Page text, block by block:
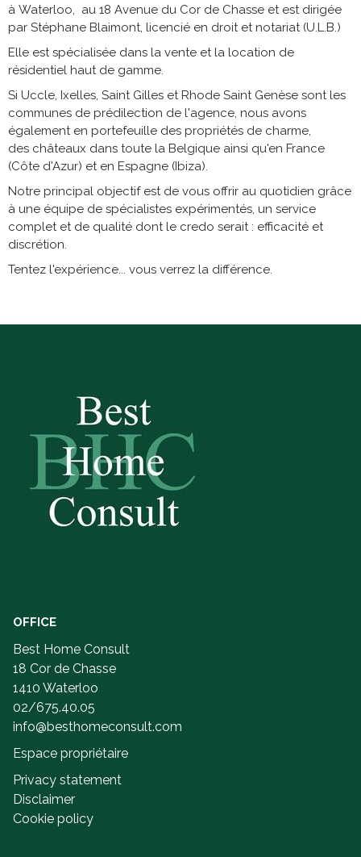
à Waterloo, au 18 Avenue du Cor de Chasse et est dirigée
par Stéphane Blaimont, licencié en droit et notariat (U.L.B.)
Elle est spécialisée dans la vente et la location de
résidentiel haut de gamme.
Si Uccle, Ixelles, Saint Gilles et Rhode Saint Genèse sont les
communes de prédilection de l'agence, nous avons
également en portefeuille des propriétés de charme,
des châteaux dans toute la Belgique ainsi qu'en France
(Côte d'Azur) et en Espagne (Ibiza).
Notre principal objectif est de vous offrir au quotidien grâce
à une équipe de spécialistes expérimentés, un service
complet et de qualité dont le credo serait : efficacité et
discrétion.
Tentez l'expérience... vous verrez la différence.
OFFICE
Best Home Consult
18 Cor de Chasse
1410 Waterloo
02/675.40.05
info@besthomeconsult.com
Espace propriétaire
Privacy statement
Disclaimer
Cookie policy